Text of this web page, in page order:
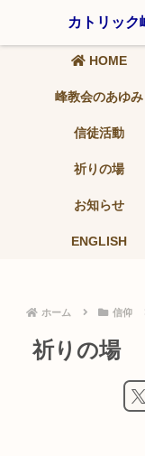
HOME
峰教会のあゆみ
信徒活動
祈りの場
お知らせ
ENGLISH
ホーム 信仰
祈りの場
カトリッ